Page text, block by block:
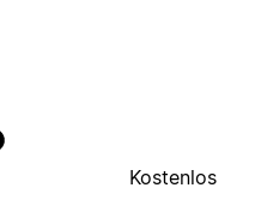
Kostenlos